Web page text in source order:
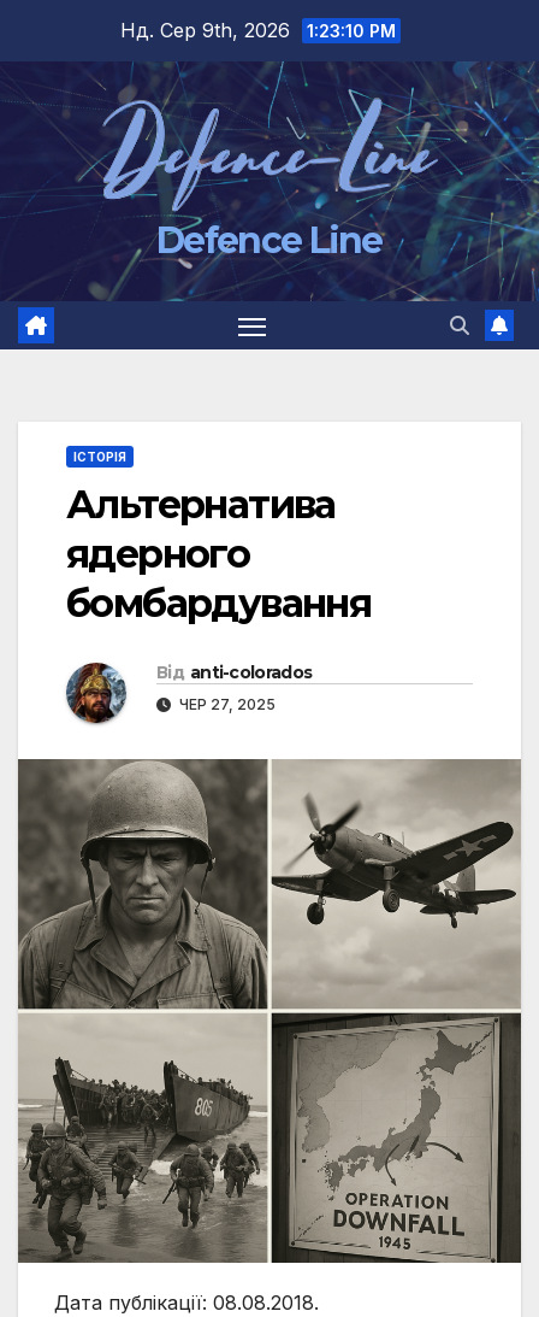
вмісту
Нд. Сер 9th, 2026 1:23:11 PM
Defence Line
ІСТОРІЯ
Альтернатива
ядерного
бомбардування
Від anti-colorados
ЧЕР 27, 2025
Дата публікації: 08.08.2018.